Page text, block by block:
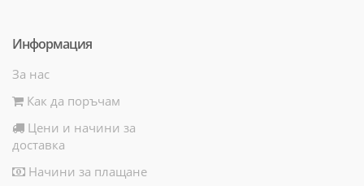
Информация
За нас
Как да поръчам
Цени и начини за
доставка
Начини за плащане